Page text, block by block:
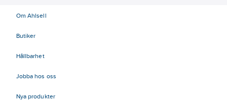
Om Ahlsell
Butiker
Hållbarhet
Jobba hos oss
Nya produkter